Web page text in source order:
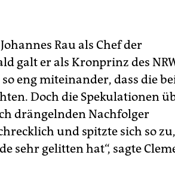
Rau als Chef der
galt er als Kronprinz des
eng miteinander, dass die
Doch die Spekulationen
drängelnden Nachfolger
und spitzte sich so
sehr gelitten hat“, sagte